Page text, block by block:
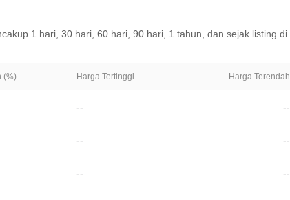
1 hari, 30 hari, 60 hari, 90 hari, 1 tahun, dan sejak listing di
(%) Harga Tertinggi Harga Terendah
-- --
-- --
-- --